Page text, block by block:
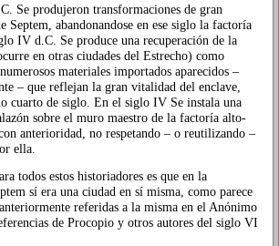
Se produjeron transformaciones de gran
Septem, abandonandose en ese siglo la factoría
IV d.C. Se produce una recuperación de la
en otras ciudades del Estrecho) como
materiales importados aparecidos –
– que reflejan la gran vitalidad del enclave,
cuarto de siglo. En el siglo IV Se instala una
sobre el muro maestro de la factoría alto-
anterioridad, no respetando – o reutilizando –
ella.
todos estos historiadores es que en la
sí era una ciudad en sí misma, como parece
referidas a la misma en el Anónimo
de Procopio y otros autores del siglo VI